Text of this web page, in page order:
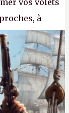
vos volets
à
croisez